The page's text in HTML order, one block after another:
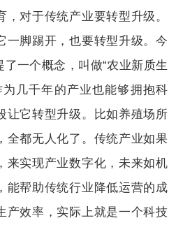
对于传统产业要转型升级。
一脚踢开，也要转型升级。今
一个概念，叫做“农业新质生
几千年的产业也能够拥抱科
让它转型升级。比如养殖场所
全都无人化了。传统产业如果
来实现产业数字化，未来如机
能帮助传统行业降低运营的成
产效率，实际上就是一个科技